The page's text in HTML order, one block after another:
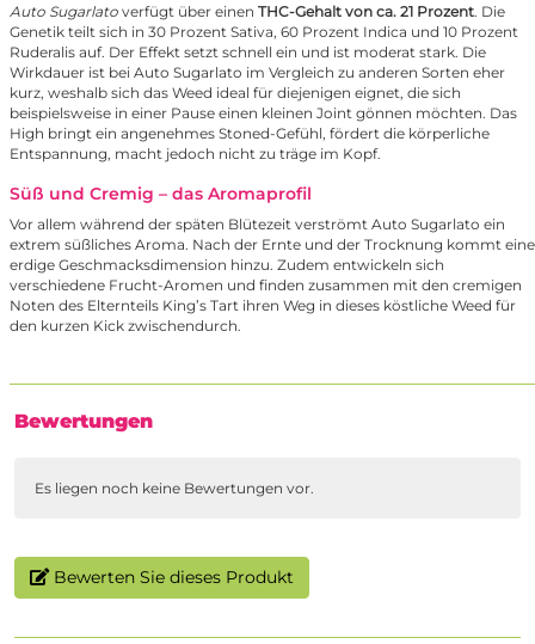
Auto Sugarlato verfügt über einen THC-Gehalt von ca. 21 Prozent. Die
Genetik teilt sich in 30 Prozent Sativa, 60 Prozent Indica und 10 Prozent
Ruderalis auf. Der Effekt setzt schnell ein und ist moderat stark. Die
Wirkdauer ist bei Auto Sugarlato im Vergleich zu anderen Sorten eher
kurz, weshalb sich das Weed ideal für diejenigen eignet, die sich
beispielsweise in einer Pause einen kleinen Joint gönnen möchten. Das
High bringt ein angenehmes Stoned-Gefühl, fördert die körperliche
Entspannung, macht jedoch nicht zu träge im Kopf.
Süß und Cremig – das Aromaprofil
Vor allem während der späten Blütezeit verströmt Auto Sugarlato ein
extrem süßliches Aroma. Nach der Ernte und der Trocknung kommt eine
erdige Geschmacksdimension hinzu. Zudem entwickeln sich
verschiedene Frucht-Aromen und finden zusammen mit den cremigen
Noten des Elternteils King’s Tart ihren Weg in dieses köstliche Weed für
den kurzen Kick zwischendurch.
Bewertungen
Es liegen noch keine Bewertungen vor.
Bewerten Sie dieses Produkt